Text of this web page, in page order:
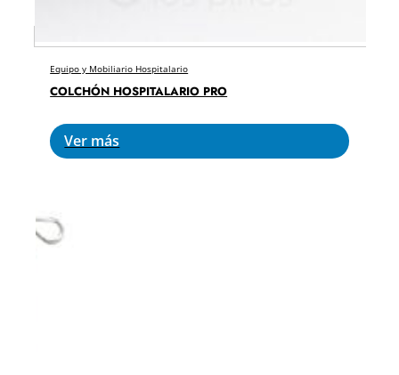
Equipo y Mobiliario Hospitalario
COLCHÓN HOSPITALARIO PRO
Ver más